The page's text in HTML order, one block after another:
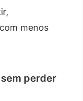
menos
perder